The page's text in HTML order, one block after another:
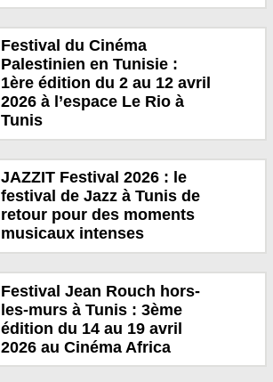
Festival du Cinéma
Palestinien en Tunisie :
1ère édition du 2 au 12 avril
2026 à l’espace Le Rio à
Tunis
JAZZIT Festival 2026 : le
festival de Jazz à Tunis de
retour pour des moments
musicaux intenses
Festival Jean Rouch hors-
les-murs à Tunis : 3ème
édition du 14 au 19 avril
2026 au Cinéma Africa